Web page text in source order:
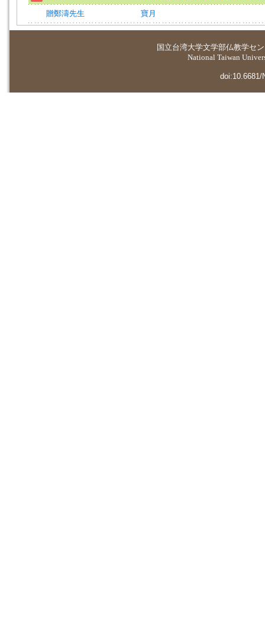
贈鄭濤先生 寶月
国立台湾大学文学部仏教学セ
National Taiwan
doi:10.6681/